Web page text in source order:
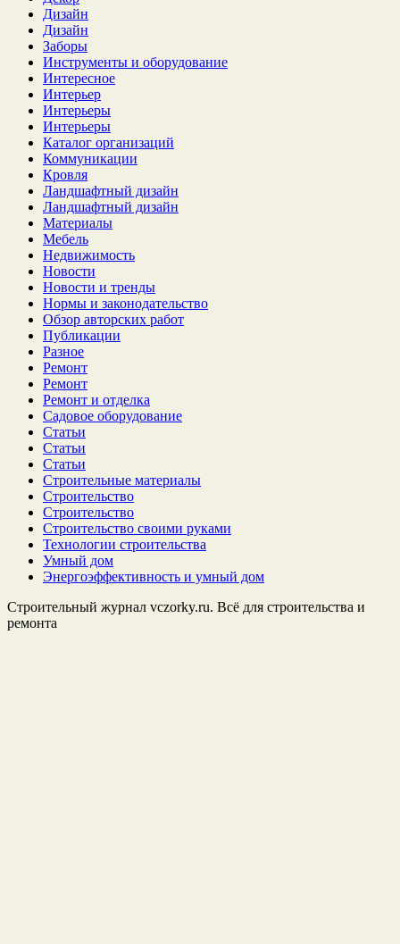
Дизайн
Дизайн
Заборы
Инструменты и оборудование
Интересное
Интерьер
Интерьеры
Интерьеры
Каталог организаций
Коммуникации
Кровля
Ландшафтный дизайн
Ландшафтный дизайн
Материалы
Мебель
Недвижимость
Новости
Новости и тренды
Нормы и законодательство
Обзор авторских работ
Публикации
Разное
Ремонт
Ремонт
Ремонт и отделка
Садовое оборудование
Статьи
Статьи
Статьи
Строительные материалы
Строительство
Строительство
Строительство своими руками
Технологии строительства
Умный дом
Энергоэффективность и умный дом
Строительный журнал vczorky.ru. Всё для строительства и
ремонта